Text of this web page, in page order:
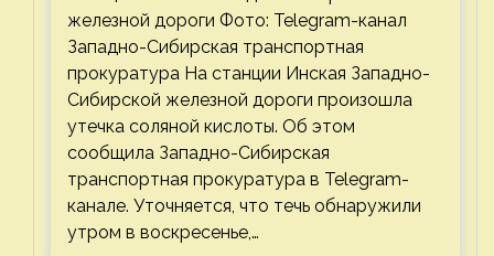
железной дороги Фото: Telegram-канал
Западно-Сибирская транспортная
прокуратура На станции Инская Западно-
Сибирской железной дороги произошла
утечка соляной кислоты. Об этом
сообщила Западно-Сибирская
транспортная прокуратура в Telegram-
канале. Уточняется, что течь обнаружили
утром в воскресенье,…